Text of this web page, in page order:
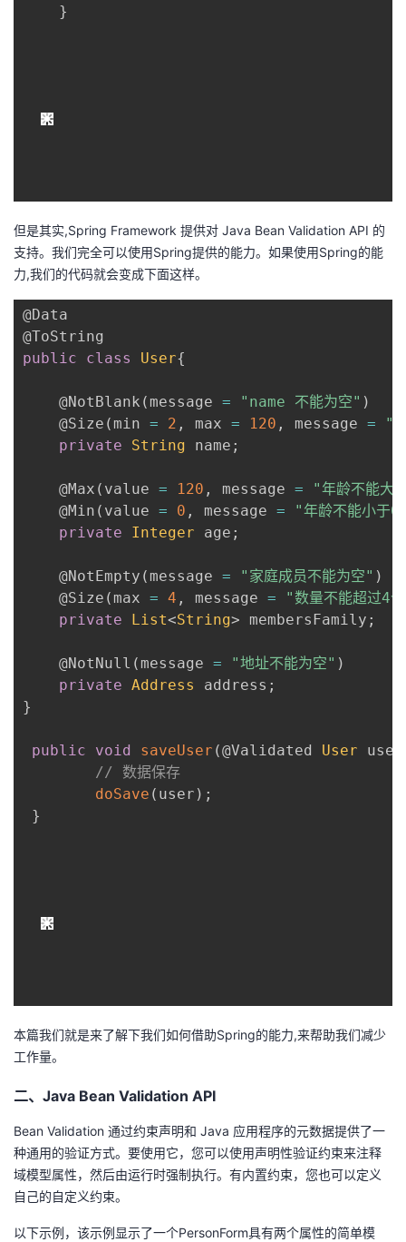
}
但是其实,Spring Framework 提供对 Java Bean Validation API 的
支持。我们完全可以使用Spring提供的能力。如果使用Spring的能
力,我们的代码就会变成下面这样。
@Data
@ToString
public
class User{
@NotBlank ( message = "name 不能为空" )
@Size ( min = 2 , max = 120 , message =
"
private
String name ;
@Max ( value = 120 , message =
"年龄不能大
@Min ( value = 0 , message =
"年龄不能小于
private
Integer age ;
@NotEmpty ( message = "家庭成员不能为空" )
@Size ( max = 4 , message =
"数量不能超过4
private
List<String> membersFamily ;
@NotNull ( message = "地址不能为空" )
private Address address ;
}
public void saveUser (@Validated User user
// 数据保存
doSave ( user ) ;
}
本篇我们就是来了解下我们如何借助Spring的能力,来帮助我们减少
工作量。
二、Java Bean Validation API
Bean Validation 通过约束声明和 Java 应用程序的元数据提供了一
种通用的验证方式。要使用它，您可以使用声明性验证约束来注释
域模型属性，然后由运行时强制执行。有内置约束，您也可以定义
自己的自定义约束。
以下示例，该示例显示了一个PersonForm具有两个属性的简单模